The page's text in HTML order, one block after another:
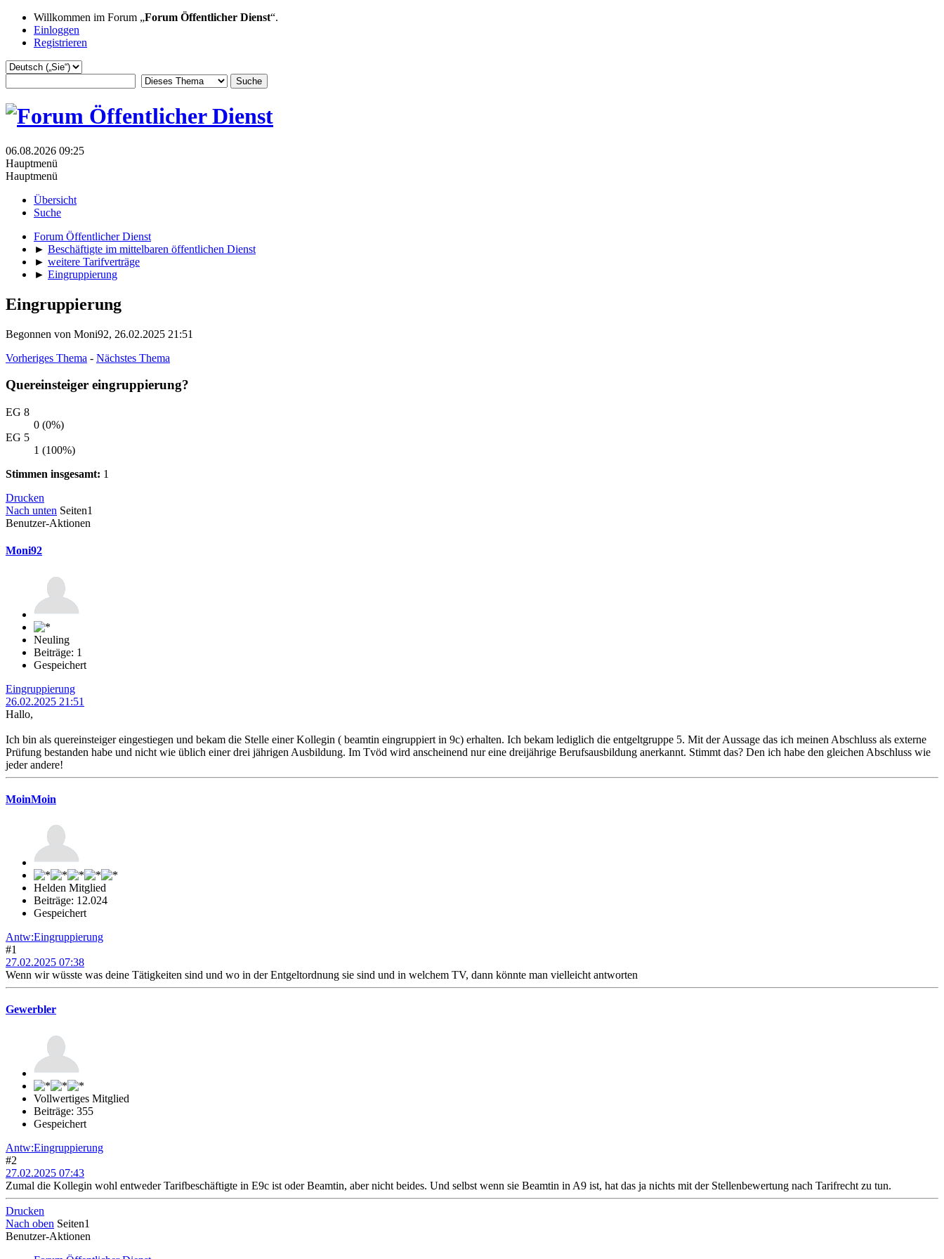
Willkommen im Forum „Forum Öffentlicher Dienst“.
Einloggen
Registrieren
06.08.2026 09:25
Hauptmenü
Hauptmenü
Übersicht
Suche
Forum Öffentlicher Dienst
► Beschäftigte im mittelbaren öffentlichen Dienst
► weitere Tarifverträge
► Eingruppierung
Eingruppierung
Begonnen von Moni92, 26.02.2025 21:51
Vorheriges Thema - Nächstes Thema
Quereinsteiger eingruppierung?
EG 8
0 (0%)
EG 5
1 (100%)
Stimmen insgesamt: 1
Drucken
Nach unten Seiten1
Benutzer-Aktionen
Moni92
Neuling
Beiträge: 1
Gespeichert
Eingruppierung
26.02.2025 21:51
Hallo,
Ich bin als quereinsteiger eingestiegen und bekam die Stelle einer Kollegin ( beamtin eingruppiert in 9c) erhalten. Ich bekam lediglich die entgeltgruppe 5. Mit der Aussage das ich meinen Abschluss als externe
Prüfung bestanden habe und nicht wie üblich einer drei jährigen Ausbildung. Im Tvöd wird anscheinend nur eine dreijährige Berufsausbildung anerkannt. Stimmt das? Den ich habe den gleichen Abschluss wie
jeder andere!
MoinMoin
Helden Mitglied
Beiträge: 12.024
Gespeichert
Antw:Eingruppierung
#1
27.02.2025 07:38
Wenn wir wüsste was deine Tätigkeiten sind und wo in der Entgeltordnung sie sind und in welchem TV, dann könnte man vielleicht antworten
Gewerbler
Vollwertiges Mitglied
Beiträge: 355
Gespeichert
Antw:Eingruppierung
#2
27.02.2025 07:43
Zumal die Kollegin wohl entweder Tarifbeschäftigte in E9c ist oder Beamtin, aber nicht beides. Und selbst wenn sie Beamtin in A9 ist, hat das ja nichts mit der Stellenbewertung nach Tarifrecht zu tun.
Drucken
Nach oben Seiten1
Benutzer-Aktionen